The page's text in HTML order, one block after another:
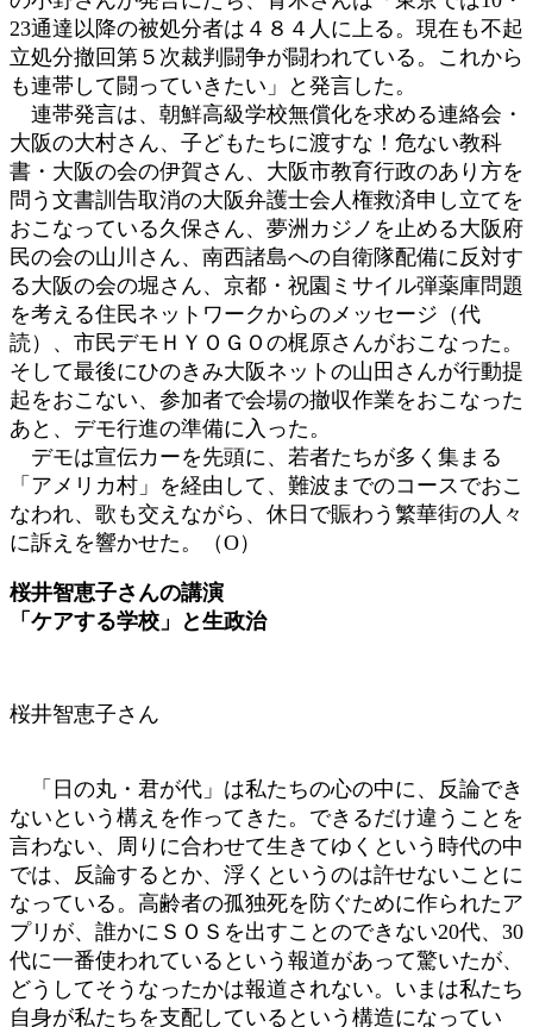
23通達以降の被処分者は４８４人に上る。現在も不起
立処分撤回第５次裁判闘争が闘われている。これから
も連帯して闘っていきたい」と発言した。
連帯発言は、朝鮮高級学校無償化を求める連絡会・
大阪の大村さん、子どもたちに渡すな！危ない教科
書・大阪の会の伊賀さん、大阪市教育行政のあり方を
問う文書訓告取消の大阪弁護士会人権救済申し立てを
おこなっている久保さん、夢洲カジノを止める大阪府
民の会の山川さん、南西諸島への自衛隊配備に反対す
る大阪の会の堀さん、京都・祝園ミサイル弾薬庫問題
を考える住民ネットワークからのメッセージ（代
読）、市民デモＨＹＯＧＯの梶原さんがおこなった。
そして最後にひのきみ大阪ネットの山田さんが行動提
起をおこない、参加者で会場の撤収作業をおこなった
あと、デモ行進の準備に入った。
デモは宣伝カーを先頭に、若者たちが多く集まる
「アメリカ村」を経由して、難波までのコースでおこ
なわれ、歌も交えながら、休日で賑わう繁華街の人々
に訴えを響かせた。（О）
桜井智恵子さんの講演
「ケアする学校」と生政治
桜井智恵子さん
「日の丸・君が代」は私たちの心の中に、反論でき
ないという構えを作ってきた。できるだけ違うことを
言わない、周りに合わせて生きてゆくという時代の中
では、反論するとか、浮くというのは許せないことに
なっている。高齢者の孤独死を防ぐために作られたア
プリが、誰かにＳＯＳを出すことのできない20代、30
代に一番使われているという報道があって驚いたが、
どうしてそうなったかは報道されない。いまは私たち
自身が私たちを支配しているという構造になってい